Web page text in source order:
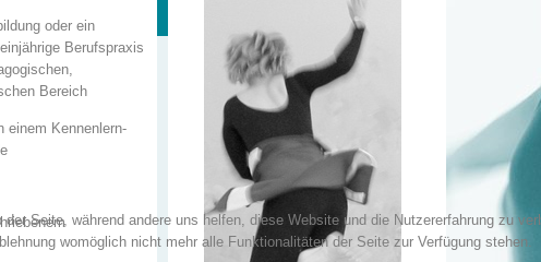
oder ein
Berufspraxis
Bereich
einem Kennenlern-
Seite, während andere uns helfen, diese Website und die Nutzererfahrung zu
womöglich nicht mehr alle Funktionalitäten der Seite zur Verfügung stehen.